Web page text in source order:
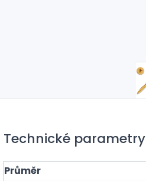
Technické parametry
Průměr